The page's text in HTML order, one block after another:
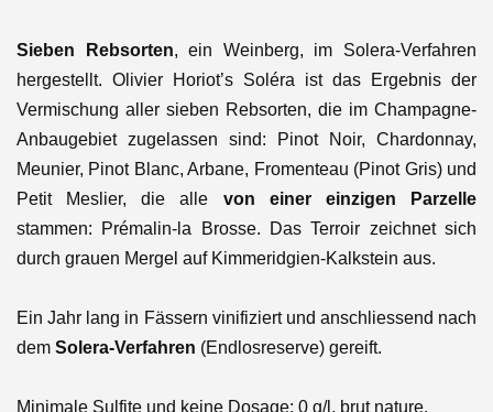
Sieben Rebsorten, ein Weinberg, im Solera-Verfahren
hergestellt. Olivier Horiot’s Soléra ist das Ergebnis der
Vermischung aller sieben Rebsorten, die im Champagne-
Anbaugebiet zugelassen sind: Pinot Noir, Chardonnay,
Meunier, Pinot Blanc, Arbane, Fromenteau (Pinot Gris) und
Petit Meslier, die alle von einer einzigen Parzelle
stammen: Prémalin-la Brosse. Das Terroir zeichnet sich
durch grauen Mergel auf Kimmeridgien-Kalkstein aus.
Ein Jahr lang in Fässern vinifiziert und anschliessend nach
dem Solera-Verfahren (Endlosreserve) gereift.
Minimale Sulfite und keine Dosage: 0 g/l, brut nature.